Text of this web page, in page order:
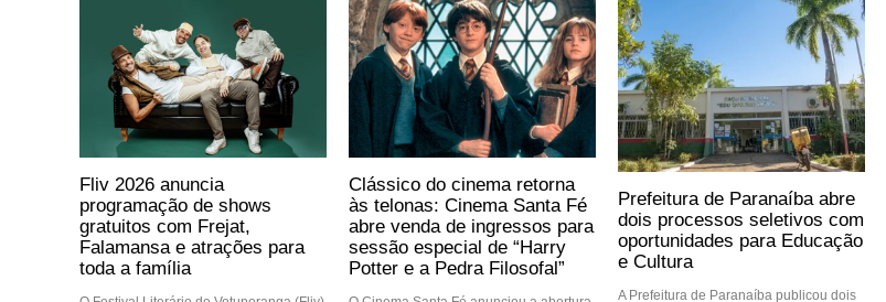
Fliv 2026 anuncia
programação de shows
gratuitos com Frejat,
Falamansa e atrações para
toda a família
Clássico do cinema retorna
às telonas: Cinema Santa Fé
abre venda de ingressos para
sessão especial de “Harry
Potter e a Pedra Filosofal”
Prefeitura de Paranaíba abre
dois processos seletivos com
oportunidades para Educação
e Cultura
A Prefeitura de Paranaíba publicou dois